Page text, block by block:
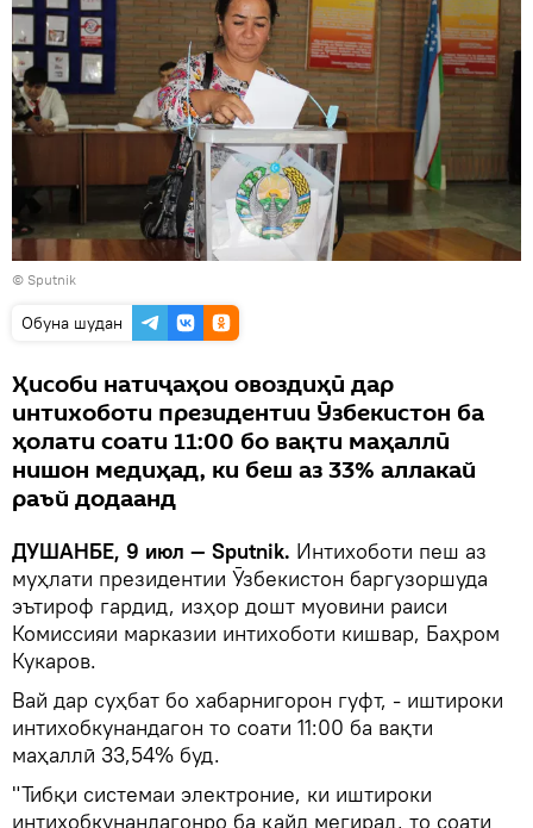
© Sputnik
Обуна шудан
Ҳисоби натиҷаҳои овоздиҳӣ дар
интихоботи президентии Ӯзбекистон ба
ҳолати соати 11:00 бо вақти маҳаллӣ
нишон медиҳад, ки беш аз 33% аллакай
раъй додаанд
ДУШАНБЕ, 9 июл — Sputnik. Интихоботи пеш аз
муҳлати президентии Ӯзбекистон баргузоршуда
эътироф гардид, изҳор дошт муовини раиси
Комиссияи марказии интихоботи кишвар, Баҳром
Кукаров.
Вай дар суҳбат бо хабарнигорон гуфт, - иштироки
интихобкунандагон то соати 11:00 ба вақти
маҳаллӣ 33,54% буд.
"Тибқи системаи электроние, ки иштироки
интихобкунандагонро ба қайд мегирад, то соати